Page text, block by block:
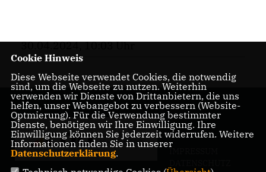
30.04.2024, 10:03 Uhr
Cookie Hinweis
Diese Webseite verwendet Cookies, die notwendig
sind, um die Webseite zu nutzen. Weiterhin
verwenden wir Dienste von Drittanbietern, die uns
helfen, unser Webangebot zu verbessern (Website-
Optmierung). Für die Verwendung bestimmter
Dienste, benötigen wir Ihre Einwilligung. Ihre
Einwilligung können Sie jederzeit widerrufen. Weitere
Informationen finden Sie in unserer
Datenschutzerklärung.